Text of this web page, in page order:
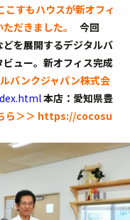
こすもハウスが新オフィ
だきました。
今回
を展開するデジタルバ
ュー。新オフィス完成
バンクジャパン株式会
本店：愛知県豊
ら＞＞ https://cocosu